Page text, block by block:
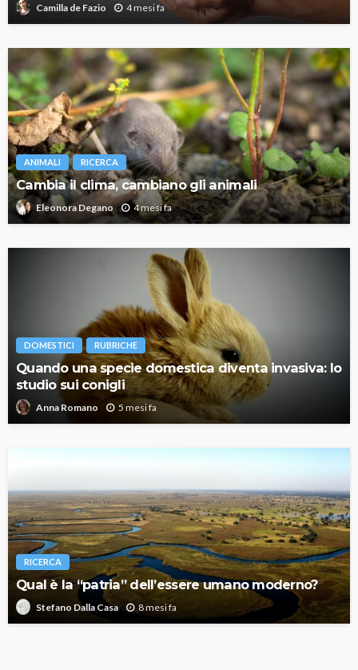
Camilla de Fazio 4 mesi fa
ANIMALI RICERCA
Cambia il clima, cambiano gli animali
Eleonora Degano 4 mesi fa
DOMESTICI RUBRICHE
Quando una specie domestica diventa invasiva: lo
studio sui conigli
Anna Romano 5 mesi fa
RICERCA
Qual è la “patria” dell’essere umano moderno?
Stefano Dalla Casa 8 mesi fa